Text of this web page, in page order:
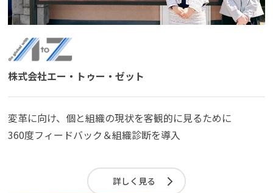
お見積もり依頼
株式会社エー・トゥー・ゼット
変革に向け、個と組織の現状を客観的に見るために
360度フィードバック＆組織診断を導入
詳しく見る